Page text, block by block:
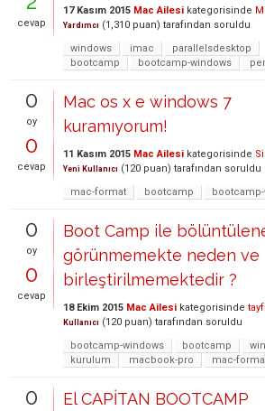
cevap
17 Kasım 2015 Mac Ailesi kategorisinde
Yardımcı (1,310 puan) tarafından soruldu
windows
imac
parallelsdesktop
bootcamp
bootcamp-windows
0
oy
0
cevap
Mac os x e windows 7
kuramıyorum!
11 Kasım 2015 Mac Ailesi kategorisinde
Yeni Kullanıcı (120 puan) tarafından soruldu
mac-format
bootcamp
0
oy
0
cevap
Boot Camp ile
görünmemekte neden ve
birleştirilmemektedir ?
18 Ekim 2015 Mac Ailesi kategorisinde
Kullanıcı (120 puan) tarafından soruldu
bootcamp-windows
bootcamp
kurulum
macbook-pro mac-
0
El CAPİTAN BOOTCAMP